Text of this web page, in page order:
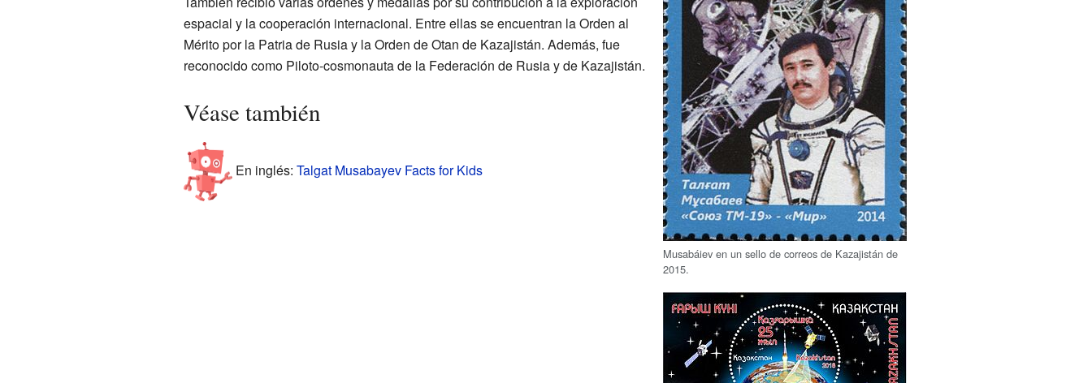
Musabáiev en un sello de correos de Kazajistán de
2015.
espacial y la cooperación internacional. Entre ellas se encuentran la Orden al
Mérito por la Patria de Rusia y la Orden de Otan de Kazajistán. Además, fue
reconocido como Piloto-cosmonauta de la Federación de Rusia y de Kazajistán.
Véase también
En inglés: Talgat Musabayev Facts for Kids